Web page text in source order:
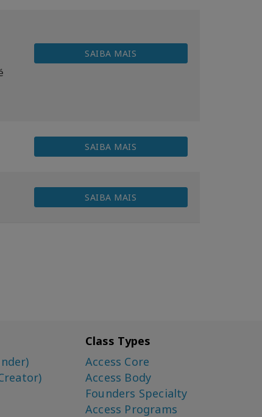
SAIBA MAIS
SAIBA MAIS
SAIBA MAIS
Class Types
Access Core
Access Body
Founders Specialty
Access Programs